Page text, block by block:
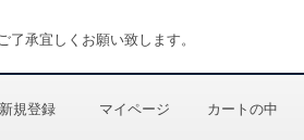
了承宜しくお願い致します。
新規登録 マイページ カートの中